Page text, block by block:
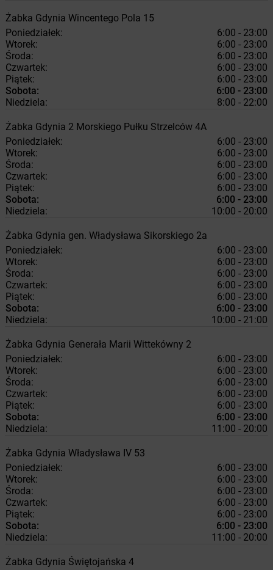
Żabka Gdynia Wincentego Pola 15
Poniedziałek:
6:00 - 23:00
Wtorek:
6:00 - 23:00
Środa:
6:00 - 23:00
Czwartek:
6:00 - 23:00
Piątek:
6:00 - 23:00
Sobota:
6:00 - 23:00
Niedziela:
8:00 - 22:00
Żabka Gdynia 2 Morskiego Pułku Strzelców 4A
Poniedziałek:
6:00 - 23:00
Wtorek:
6:00 - 23:00
Środa:
6:00 - 23:00
Czwartek:
6:00 - 23:00
Piątek:
6:00 - 23:00
Sobota:
6:00 - 23:00
Niedziela:
10:00 - 20:00
Żabka Gdynia gen. Władysława Sikorskiego 2a
Poniedziałek:
6:00 - 23:00
Wtorek:
6:00 - 23:00
Środa:
6:00 - 23:00
Czwartek:
6:00 - 23:00
Piątek:
6:00 - 23:00
Sobota:
6:00 - 23:00
Niedziela:
10:00 - 21:00
Żabka Gdynia Generała Marii Wittekówny 2
Poniedziałek:
6:00 - 23:00
Wtorek:
6:00 - 23:00
Środa:
6:00 - 23:00
Czwartek:
6:00 - 23:00
Piątek:
6:00 - 23:00
Sobota:
6:00 - 23:00
Niedziela:
11:00 - 20:00
Żabka Gdynia Władysława IV 53
Poniedziałek:
6:00 - 23:00
Wtorek:
6:00 - 23:00
Środa:
6:00 - 23:00
Czwartek:
6:00 - 23:00
Piątek:
6:00 - 23:00
Sobota:
6:00 - 23:00
Niedziela:
11:00 - 20:00
Żabka Gdynia Świętojańska 4